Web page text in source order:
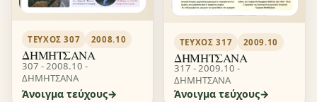
ΤΕΎΧΟΣ 307 2008.10
ΔΗΜΗΤΣΑΝΑ
307 - 2008.10 -
ΔΗΜΗΤΣΑΝΑ
Άνοιγμα τεύχους
ΤΕΎΧΟΣ 317 2009.10
ΔΗΜΗΤΣΑΝΑ
317 - 2009.10 -
ΔΗΜΗΤΣΑΝΑ
Άνοιγμα τεύχους